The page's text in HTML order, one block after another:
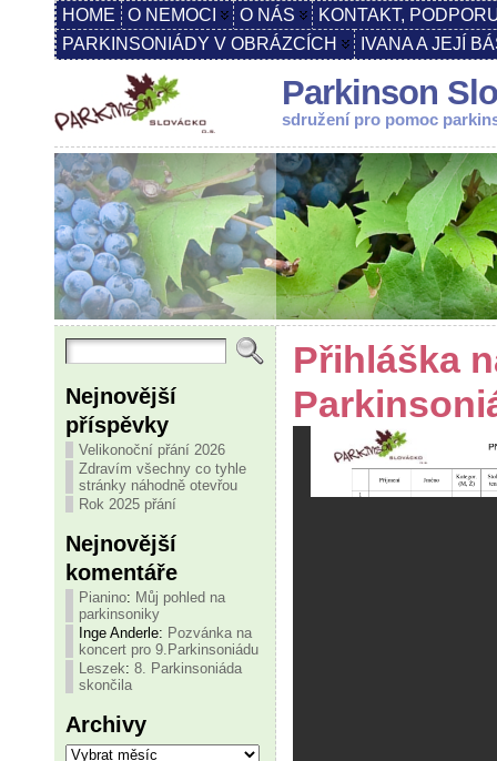
HOME O NEMOCI O NÁS
KONTAKT,
PARKINSONIÁDY V OBRÁZCÍCH
IVANA A JEJÍ
Parkinson
sdružení pro pomoc
Nejnovější
příspěvky
Velikonoční přání 2026
Zdravím všechny co tyhle
stránky náhodně otevřou
Rok 2025 přání
Nejnovější
komentáře
Pianino: Můj pohled na
parkinsoniky
Inge Anderle: Pozvánka na
koncert pro 9.Parkinsoniádu
Leszek: 8. Parkinsoniáda
skončila
Archivy
Archivy
Přihláška